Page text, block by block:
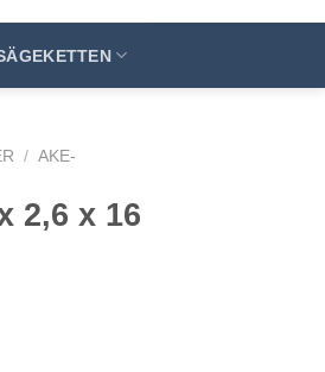
/ AKE-
2,6 x 16